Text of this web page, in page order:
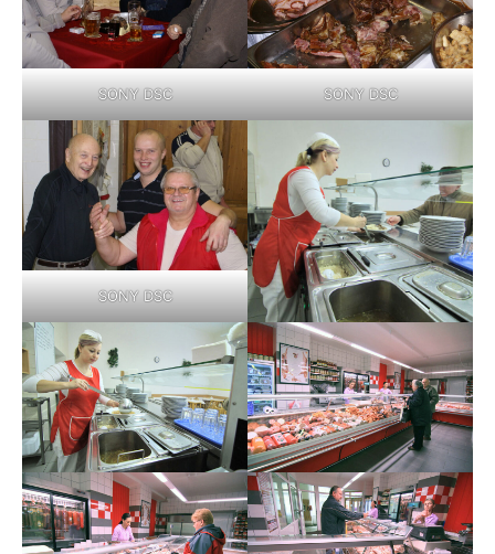
SONY DSC SONY DSC
SONY DSC